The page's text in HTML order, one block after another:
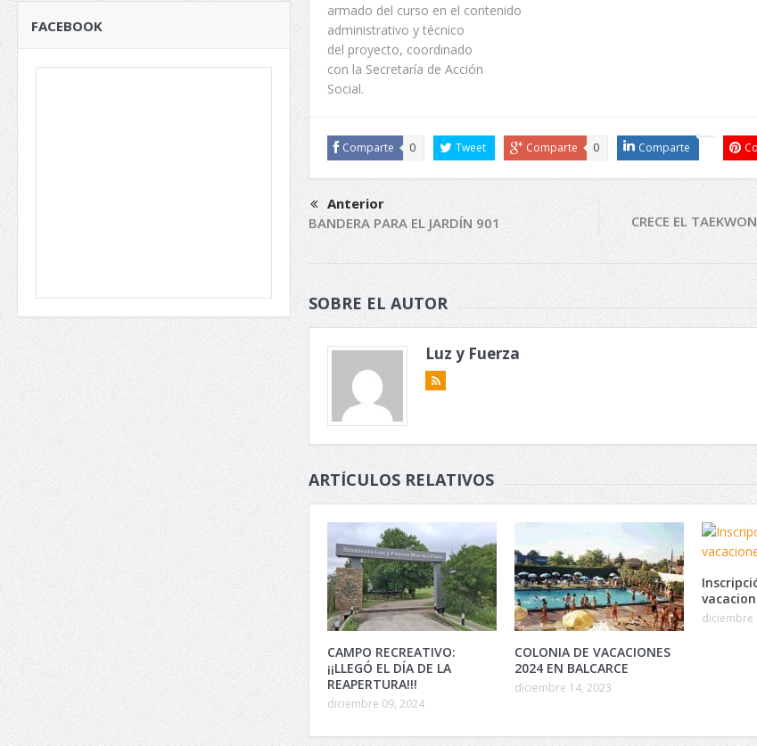
armado del curso en el contenido
administrativo y técnico
del proyecto, coordinado
con la Secretaría de Acción
Social.
Comparte 0 Tweet Comparte 0 Comparte
Anterior
BANDERA PARA EL JARDÍN 901
CRECE EL
SOBRE EL AUTOR
Luz y Fuerza
ARTÍCULOS RELATIVOS
CAMPO RECREATIVO:
¡¡LLEGÓ EL DÍA DE LA
REAPERTURA!!!
diciembre 09, 2024
COLONIA DE VACACIONES
2024 EN BALCARCE
diciembre 14, 2023
diciembre
FACEBOOK